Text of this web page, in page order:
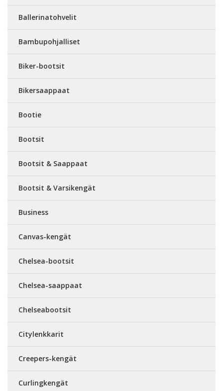
Ballerinatohvelit
Bambupohjalliset
Biker-bootsit
Bikersaappaat
Bootie
Bootsit
Bootsit & Saappaat
Bootsit & Varsikengät
Business
Canvas-kengät
Chelsea-bootsit
Chelsea-saappaat
Chelseabootsit
Citylenkkarit
Creepers-kengät
Curlingkengät